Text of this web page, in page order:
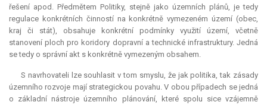
řešení apod. Předmětem Politiky, stejně jako územních plánů, je tedy
regulace konkrétních činností na konkrétně vymezeném území (obec,
kraj či stát), obsahuje konkrétní podmínky využití území, včetně
stanovení ploch pro koridory dopravní a technické infrastruktury. Jedná
se tedy o správní akt s konkrétně vymezeným obsahem.
S navrhovateli lze souhlasit v tom smyslu, že jak politika, tak zásady
územního rozvoje mají strategickou povahu. V obou případech se jedná
o základní nástroje územního plánování, které spolu sice vzájemně